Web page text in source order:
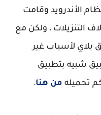
الأندرويد وقامت
التنزيلات ، ولكن مع
بلاي لأسباب غير
شبيه بتطبيق
تحميله من هنا.